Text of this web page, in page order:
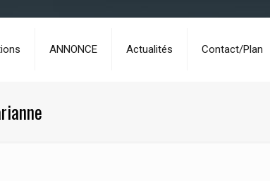
ANNONCE Actualités Contact/Plan